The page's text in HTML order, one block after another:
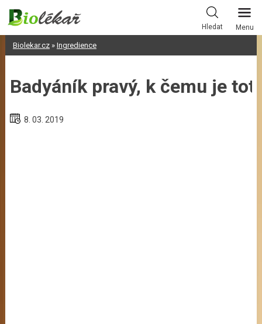
Skip
content
Hledat Menu
Biolekar.cz» Ingredience
Badyáník pravý, k čemu je
8. 03. 2019